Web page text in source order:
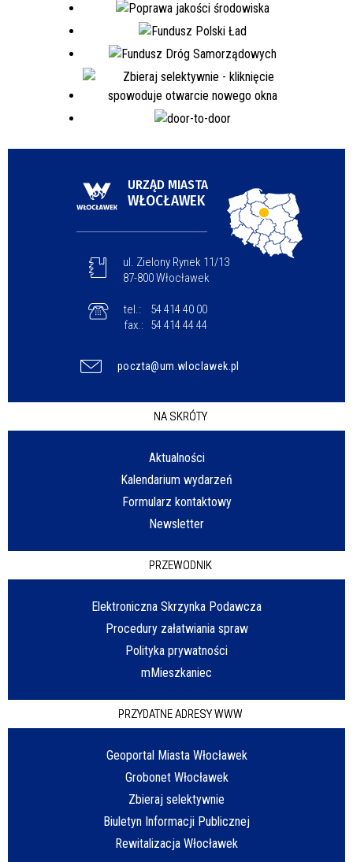
URZĄD MIASTA
WŁOCŁAWEK
ul. Zielony Rynek 11/13
87-800 Włocławek
tel.:
54 414 40 00
fax.:
54 414 44 44
poczta@um.wloclawek.pl
NA SKRÓTY
Aktualności
Kalendarium wydarzeń
Formularz kontaktowy
Newsletter
PRZEWODNIK
Elektroniczna Skrzynka Podawcza
Procedury załatwiania spraw
Polityka prywatności
mMieszkaniec
PRZYDATNE ADRESY WWW
Geoportal Miasta Włocławek
Grobonet Włocławek
Zbieraj selektywnie
Biuletyn Informacji Publicznej
Rewitalizacja Włocławek